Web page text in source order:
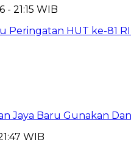
- 21:15 WIB
Peringatan HUT ke-81
Jaya Baru Gunakan
WIB